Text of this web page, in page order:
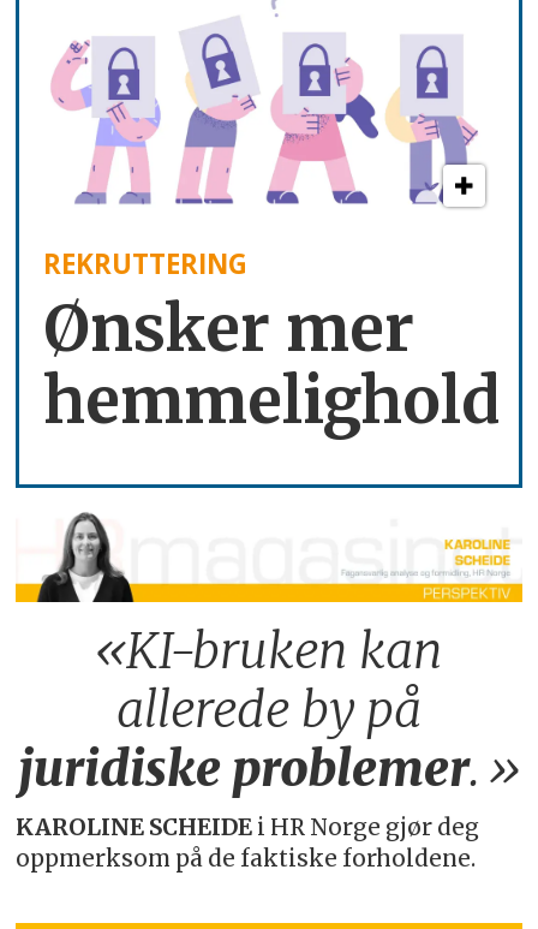
REKRUTTERING
Ønsker mer
hemmelighold
«KI-bruken kan
allerede by på
juridiske problemer.»
KAROLINE SCHEIDE i HR Norge gjør deg
oppmerksom på de faktiske forholdene.